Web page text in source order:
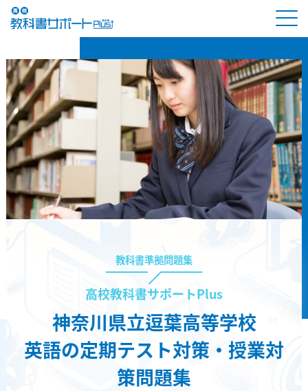
教科書準拠問題集
高校教科書サポートPlus
神奈川県立逗葉高等学校
英語の定期テスト対策・授業対
策問題集